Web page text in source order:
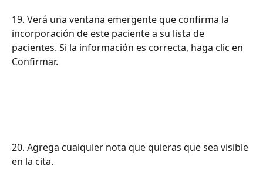
19. Verá una ventana emergente que confirma la
incorporación de este paciente a su lista de
pacientes. Si la información es correcta, haga clic en
Confirmar.
20. Agrega cualquier nota que quieras que sea visible
en la cita.